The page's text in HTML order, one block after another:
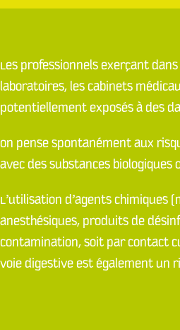
Les professionnels exerçant
laboratoires, les cabinets
potentiellement exposés à des
On pense spontanément aux
avec des substances
L’utilisation d’agents chimiques
anesthésiques, produits de
contamination, soit par contact
voie digestive est également un